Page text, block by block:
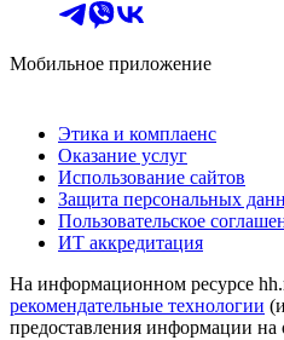
Мобильное приложение
Этика и комплаенс
Оказание услуг
Использование сайтов
Защита персональных
Пользовательское
ИТ аккредитация
На информационном ресурсе
рекомендательные технологии
предоставления информации на